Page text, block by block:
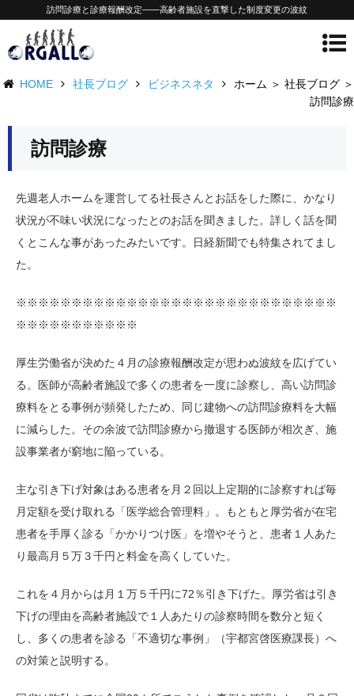
訪問診療と診療報酬改定——高齢者施設を直撃した制度変更の波紋
HOME 社長ブログ ビジネスネタ
ホーム ＞ 社長ブログ ＞
訪問診療
訪問診療
先週老人ホームを運営してる社長さんとお話をした際に、かなり
状況が不味い状況になったとのお話を聞きました。詳しく話を聞
くとこんな事があったみたいです。日経新聞でも特集されてまし
た。
※※※※※※※※※※※※※※※※※※※※※※※※※※※※※
※※※※※※※※※※※
厚生労働省が決めた４月の診療報酬改定が思わぬ波紋を広げてい
る。医師が高齢者施設で多くの患者を一度に診察し、高い訪問診
療料をとる事例が頻発したため、同じ建物への訪問診療料を大幅
に減らした。その余波で訪問診療から撤退する医師が相次ぎ、施
設事業者が窮地に陥っている。
主な引き下げ対象はある患者を月２回以上定期的に診察すれば毎
月定額を受け取れる「医学総合管理料」。もともと厚労省が在宅
患者を手厚く診る「かかりつけ医」を増やそうと、患者１人あた
り最高月５万３千円と料金を高くしていた。
これを４月からは月１万５千円に72％引き下げた。厚労省は引き
下げの理由を高齢者施設で１人あたりの診察時間を数分と短く
し、多くの患者を診る「不適切な事例」（宇都宮啓医療課長）へ
の対策と説明する。